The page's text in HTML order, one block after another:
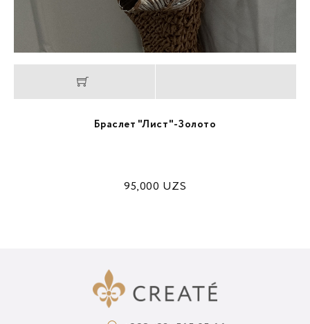
Браслет "Лист"-Золото
95,000 UZS